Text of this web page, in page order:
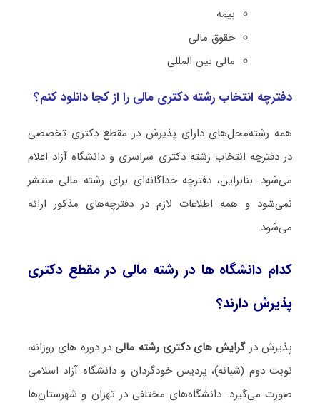
بیمه
حقوق مالی
مالی بین المللی
دفترچه انتخاب رشته دکتری ﻣﺎلی را از کجا دانلود کنم؟
همه رشته‌محل‌های دارای پذیرش در مقطع دکتری تخصصی
در دفترچه انتخاب رشته دکتری سراسری و دانشگاه آزاد اعلام
می‌شود. بنابراین، دفترچه جداگانه‌ای برای رشته ﻣﺎلی منتشر
نمی‌شود و همه اطلاعات لازم در دفترچه‌های مذکور ارائه
می‌شود.
کدام دانشگاه ها در رشته ﻣﺎلی در مقطع دکتری
پذیرش دارند؟
پذیرش درگرایش های دکتری رشته ﻣﺎلیدر دوره های روزانه،
نوبت دوم (شبانه)، پردیس خودگردان و دانشگاه آزاد اسلامی
صورت می‌گیرد. دانشگاه‌های مختلفی در تهران و شهرستان‌ها